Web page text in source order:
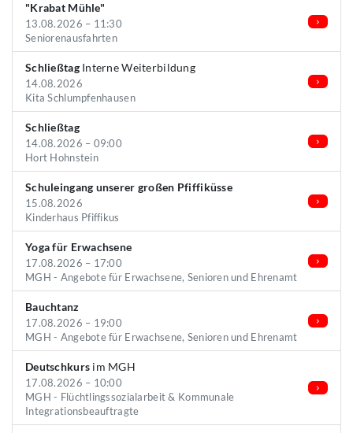
"Krabat Mühle"
13.08.2026 – 11:30
Seniorenausfahrten
SchließtagInterne Weiterbildung
14.08.2026
Kita Schlumpfenhausen
Schließtag
14.08.2026 – 09:00
Hort Hohnstein
Schuleingang unserer großen Pfiffiküsse
15.08.2026
Kinderhaus Pfiffikus
Yoga für Erwachsene
17.08.2026 – 17:00
MGH - Angebote für Erwachsene, Senioren und Ehrenamt
Bauchtanz
17.08.2026 – 19:00
MGH - Angebote für Erwachsene, Senioren und Ehrenamt
Deutschkurs im MGH
17.08.2026 – 10:00
MGH - Flüchtlingssozialarbeit & Kommunale
Integrationsbeauftragte